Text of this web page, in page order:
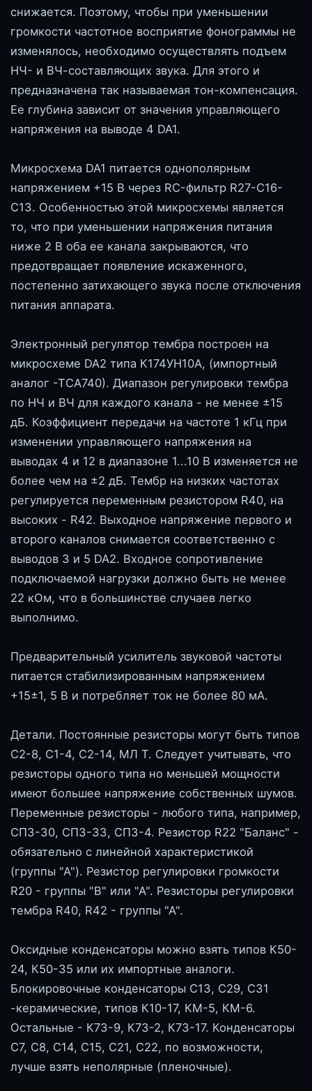
снижается. Поэтому, чтобы при уменьшении
громкости частотное восприятие фонограммы не
изменялось, необходимо осуществлять подъем
НЧ- и ВЧ-составляющих звука. Для этого и
предназначена так называемая тон-компенсация.
Ее глубина зависит от значения управляющего
напряжения на выводе 4 DA1.
Микросхема DA1 питается однополярным
напряжением +15 В через RC-фильтр R27-C16-
C13. Особенностью этой микросхемы является
то, что при уменьшении напряжения питания
ниже 2 В оба ее канала закрываются, что
предотвращает появление искаженного,
постепенно затихающего звука после отключения
питания аппарата.
Электронный регулятор тембра построен на
микросхеме DA2 типа К174УН10А, (импортный
аналог -ТСА740). Диапазон регулировки тембра
по НЧ и ВЧ для каждого канала - не менее ±15
дБ. Коэффициент передачи на частоте 1 кГц при
изменении управляющего напряжения на
выводах 4 и 12 в диапазоне 1...10 В изменяется не
более чем на ±2 дБ. Тембр на низких частотах
регулируется переменным резистором R40, на
высоких - R42. Выходное напряжение первого и
второго каналов снимается соответственно с
выводов 3 и 5 DA2. Входное сопротивление
подключаемой нагрузки должно быть не менее
22 кОм, что в большинстве случаев легко
выполнимо.
Предварительный усилитель звуковой частоты
питается стабилизированным напряжением
+15±1, 5 В и потребляет ток не более 80 мА.
Детали. Постоянные резисторы могут быть типов
С2-8, С1-4, С2-14, МЛ Т. Следует учитывать, что
резисторы одного типа но меньшей мощности
имеют большее напряжение собственных шумов.
Переменные резисторы - любого типа, например,
СПЗ-30, СПЗ-33, СПЗ-4. Резистор R22 "Баланс" -
обязательно с линейной характеристикой
(группы "А"). Резистор регулировки громкости
R20 - группы "В" или "А". Резисторы регулировки
тембра R40, R42 - группы "А".
Оксидные конденсаторы можно взять типов К50-
24, К50-35 или их импортные аналоги.
Блокировочные конденсаторы С13, С29, С31
-керамические, типов К10-17, КМ-5, КМ-6.
Остальные - К73-9, К73-2, К73-17. Конденсаторы
С7, С8, С14, С15, С21, С22, по возможности,
лучше взять неполярные (пленочные).